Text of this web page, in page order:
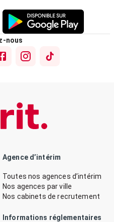
nous
Agence d’intérim
Toutes nos agences d’intérim
Nos agences par ville
Nos cabinets de recrutement
Informations réglementaires